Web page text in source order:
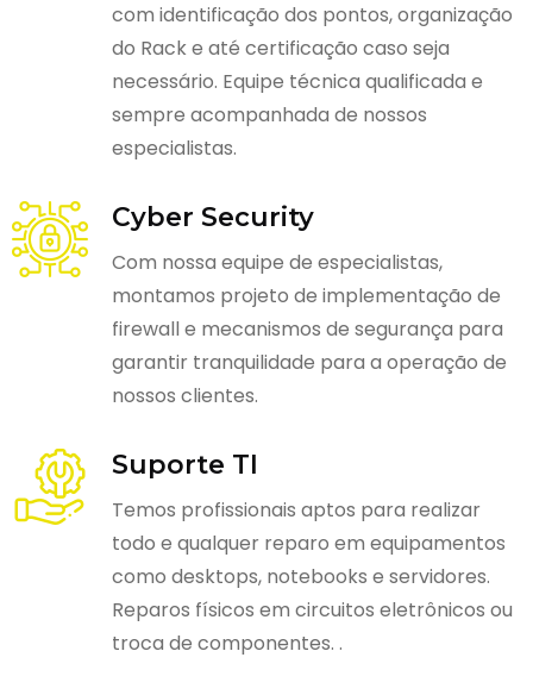
com identificação dos pontos, organização
do Rack e até certificação caso seja
necessário. Equipe técnica qualificada e
sempre acompanhada de nossos
especialistas.
Cyber Security
Com nossa equipe de especialistas,
montamos projeto de implementação de
firewall e mecanismos de segurança para
garantir tranquilidade para a operação de
nossos clientes.
Suporte TI
Temos profissionais aptos para realizar
todo e qualquer reparo em equipamentos
como desktops, notebooks e servidores.
Reparos físicos em circuitos eletrônicos ou
troca de componentes. .